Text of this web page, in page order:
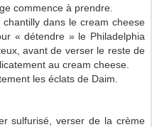
commence à prendre.
dans le cream cheese
« détendre » le Philadelphia
avant de verser le reste de
au cream cheese.
les éclats de Daim.
sulfurisé, verser de la crème